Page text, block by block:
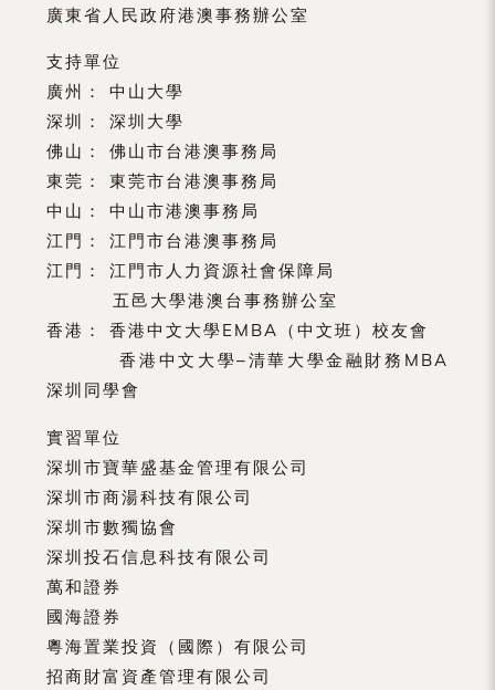
廣東省人民政府港澳事務辦公室
支持單位
廣州： 中山大學
深圳： 深圳大學
佛山： 佛山市台港澳事務局
東莞： 東莞市台港澳事務局
中山： 中山市港澳事務局
江門： 江門市台港澳事務局
江門： 江門市人力資源社會保障局
五邑大學港澳台事務辦公室
香港： 香港中文大學EMBA（中文班）校友會
香港中文大學–清華大學金融財務MBA
深圳同學會
實習單位
深圳市寶華盛基金管理有限公司
深圳市商湯科技有限公司
深圳市數獨協會
深圳投石信息科技有限公司
萬和證券
國海證券
粵海置業投資（國際）有限公司
招商財富資產管理有限公司